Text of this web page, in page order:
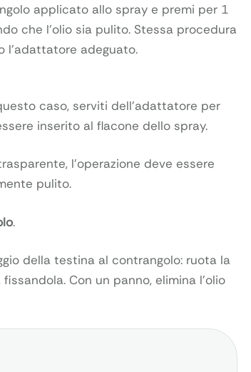
applicato allo spray e premi per 1
che l’olio sia pulito. Stessa procedura
l’adattatore adeguato.
caso, serviti dell’adattatore per
inserito al flacone dello spray.
l’operazione deve essere
pulito.
.
della testina al contrangolo: ruota la
Con un panno, elimina l’olio